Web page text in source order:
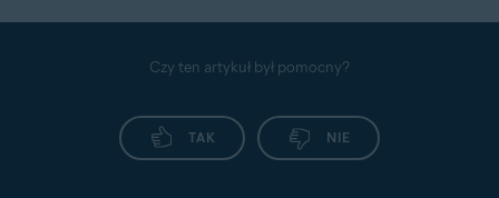
Czy ten artykuł był pomocny?
TAK NIE